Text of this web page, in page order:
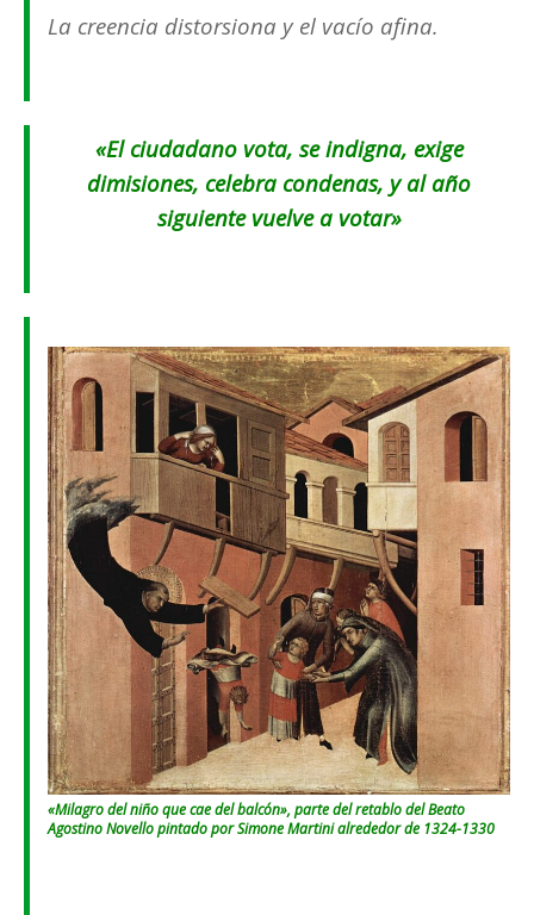
La creencia distorsiona y el vacío afina.
«El ciudadano vota, se indigna, exige
dimisiones, celebra condenas, y al año
siguiente vuelve a votar»
«Milagro del niño que cae del balcón», parte del retablo del Beato
Agostino Novello pintado por Simone Martini alrededor de 1324-1330